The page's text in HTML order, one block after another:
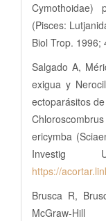
Cymothoidae)
(Pisces:
Biol Trop. 1996;
Salgado A,
exigua y
ectoparásitos
ericymba
Investig
https://
Brusca R,
McGraw-